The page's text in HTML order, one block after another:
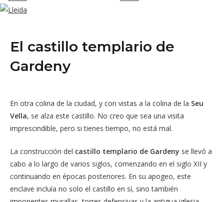
El castillo templario de
Gardeny
En otra colina de la ciudad, y con vistas a la colina de la Seu
Vella, se alza este castillo. No creo que sea una visita
imprescindible, pero si tienes tiempo, no está mal.
La construcción del castillo templario de Gardeny se llevó a
cabo a lo largo de varios siglos, comenzando en el siglo XII y
continuando en épocas posteriores. En su apogeo, este
enclave incluía no solo el castillo en sí, sino también